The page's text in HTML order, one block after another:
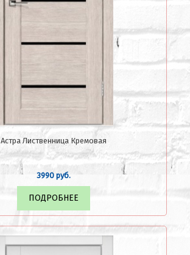
Астра Лиственница Кремовая
3990 руб.
ПОДРОБНЕЕ